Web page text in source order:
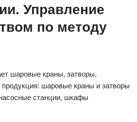
Управление
по методу
шаровые краны, затворы,
продукция: шаровые краны и затворы
станции, шкафы